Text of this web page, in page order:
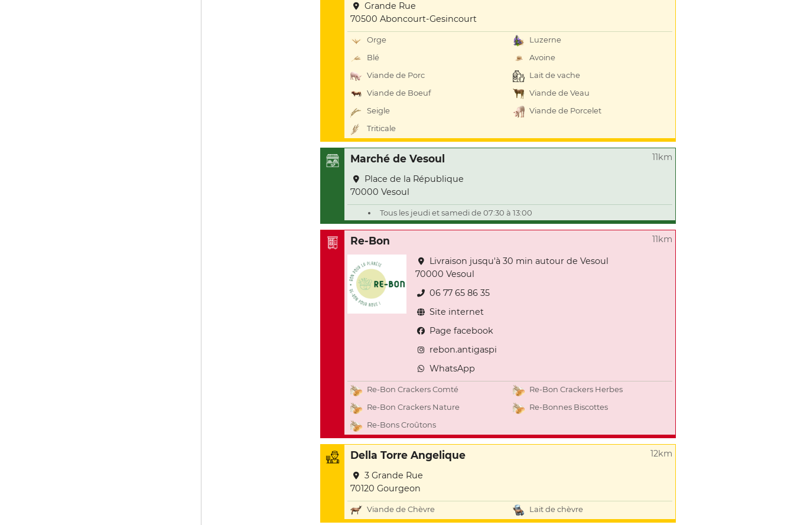
Grande Rue
70500 Aboncourt-Gesincourt
Orge
Luzerne
Blé
Avoine
Viande de Porc
Lait de vache
Viande de Boeuf
Viande de Veau
Seigle
Viande de Porcelet
Triticale
Marché de Vesoul 11km
Place de la République
70000 Vesoul
Tous les jeudi et samedi de 07:30 à 13:00
Re-Bon 11km
Livraison jusqu'à 30 min autour de Vesoul
70000 Vesoul
06 77 65 86 35
Site internet
Page facebook
rebon.antigaspi
WhatsApp
Re-Bon Crackers Comté
Re-Bon Crackers Herbes
Re-Bon Crackers Nature
Re-Bonnes Biscottes
Re-Bons Croûtons
Della Torre Angelique 12km
3 Grande Rue
70120 Gourgeon
Viande de Chèvre Lait de chèvre